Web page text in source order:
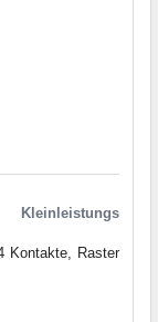
Kleinleistungs
Kontakte, Raster